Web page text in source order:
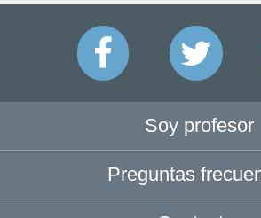
Soy profesor
Preguntas